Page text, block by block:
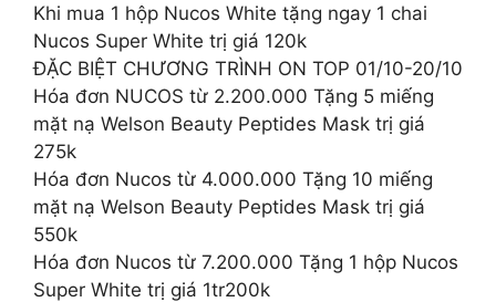
Khi mua 1 hộp Nucos White tặng ngay 1 chai
Nucos Super White trị giá 120k
ĐẶC BIỆT CHƯƠNG TRÌNH ON TOP 01/10-20/10
Hóa đơn NUCOS từ 2.200.000 Tặng 5 miếng
mặt nạ Welson Beauty Peptides Mask trị giá
275k
Hóa đơn Nucos từ 4.000.000 Tặng 10 miếng
mặt nạ Welson Beauty Peptides Mask trị giá
550k
Hóa đơn Nucos từ 7.200.000 Tặng 1 hộp Nucos
Super White trị giá 1tr200k